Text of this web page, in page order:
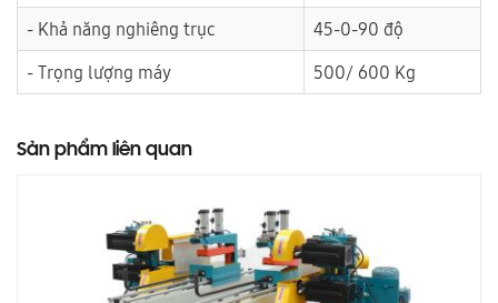
- Khả năng nghiêng trục
45-0-90 độ
- Trọng lượng máy
500/ 600 Kg
Sản phẩm liên quan